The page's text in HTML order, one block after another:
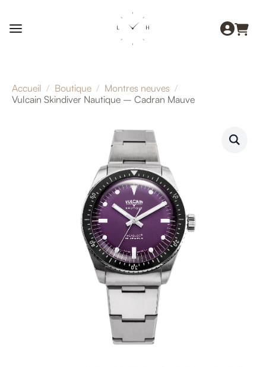
Accueil Boutique
Montres neuves
Vulcain Skindiver Nautique – Cadran Mauve